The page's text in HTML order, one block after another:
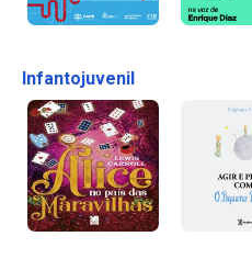
Infantojuvenil